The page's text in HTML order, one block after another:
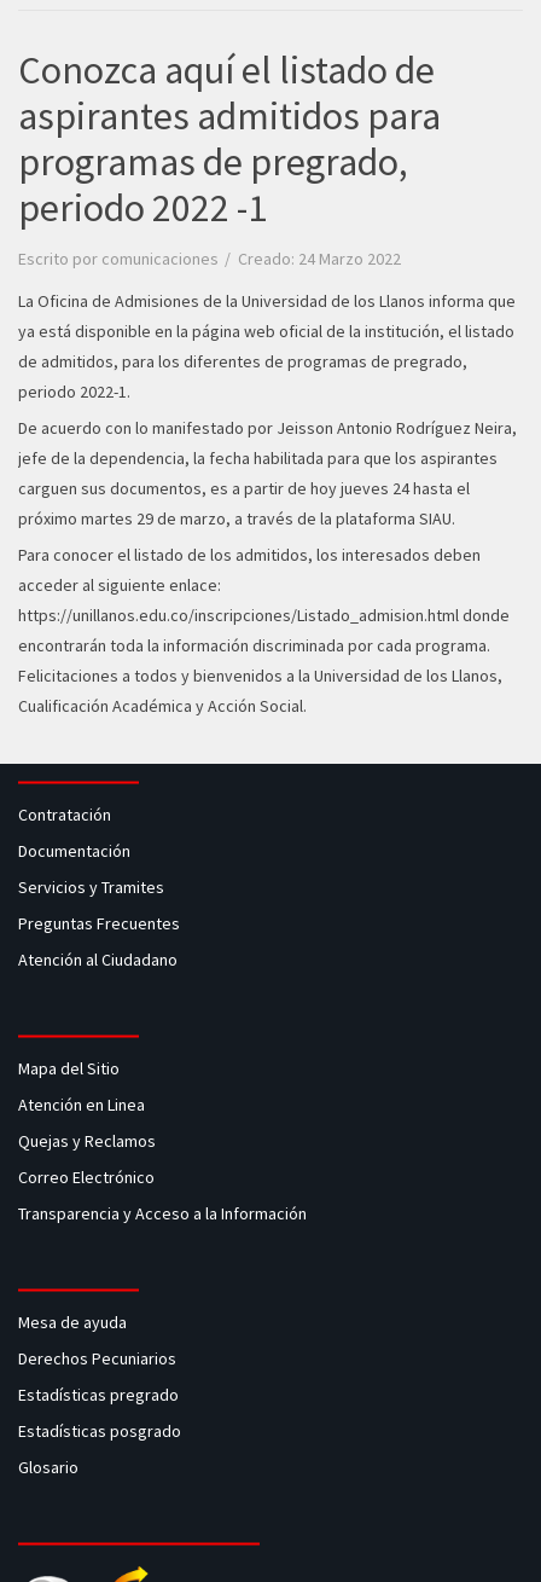
Conozca aquí el listado de
aspirantes admitidos para
programas de pregrado,
periodo 2022 -1
Escrito por comunicaciones
Creado: 24 Marzo 2022
La Oficina de Admisiones de la Universidad de los Llanos informa que
ya está disponible en la página web oficial de la institución, el listado
de admitidos, para los diferentes de programas de pregrado,
periodo 2022-1.
De acuerdo con lo manifestado por Jeisson Antonio Rodríguez Neira,
jefe de la dependencia, la fecha habilitada para que los aspirantes
carguen sus documentos, es a partir de hoy jueves 24 hasta el
próximo martes 29 de marzo, a través de la plataforma SIAU.
Para conocer el listado de los admitidos, los interesados deben
acceder al siguiente enlace:
https://unillanos.edu.co/inscripciones/Listado_admision.htmldonde
encontrarán toda la información discriminada por cada programa.
Felicitaciones a todos y bienvenidos a la Universidad de los Llanos,
Cualificación Académica y Acción Social.
Contratación
Documentación
Servicios y Tramites
Preguntas Frecuentes
Atención al Ciudadano
Mapa del Sitio
Atención en Linea
Quejas y Reclamos
Correo Electrónico
Transparencia y Acceso a la Información
Mesa de ayuda
Derechos Pecuniarios
Estadísticas pregrado
Estadísticas posgrado
Glosario